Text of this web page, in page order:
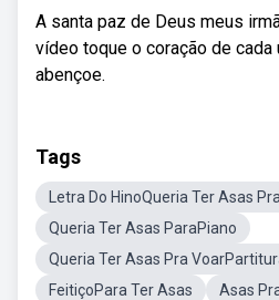
A santa paz de Deus meus
vídeo toque o coração de
abençoe.
Tags
Letra Do HinoQueria Ter Asas
Queria Ter Asas ParaPiano
Queria Ter Asas Pra
FeitiçoPara Ter Asas
Asas